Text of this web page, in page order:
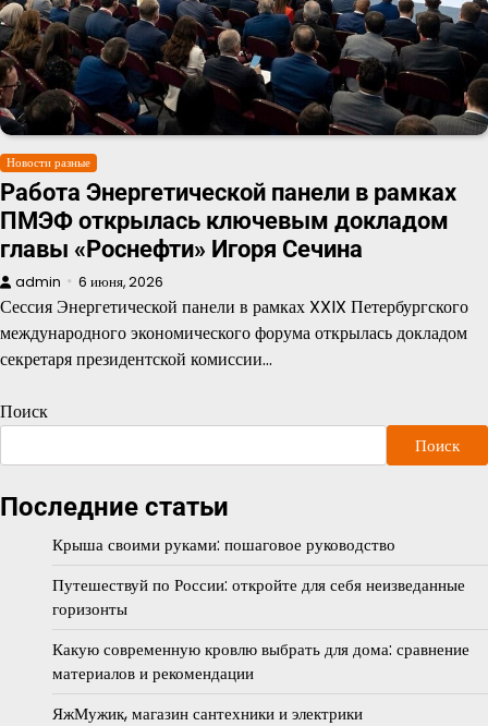
Новости разные
Работа Энергетической панели в рамках
ПМЭФ открылась ключевым докладом
главы «Роснефти» Игоря Сечина
admin 6 июня, 2026
Сессия Энергетической панели в рамках XXIX Петербургского
международного экономического форума открылась докладом
секретаря президентской комиссии…
Поиск
Поиск
Последние статьи
Крыша своими руками: пошаговое руководство
Путешествуй по России: откройте для себя неизведанные
горизонты
Какую современную кровлю выбрать для дома: сравнение
материалов и рекомендации
ЯжМужик, магазин сантехники и электрики